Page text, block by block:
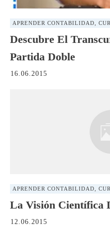
APRENDER CONTABILIDAD
Descubre El
Partida Doble
16.06.2015
APRENDER CONTABILIDAD
La Visión Científica
12.06.2015